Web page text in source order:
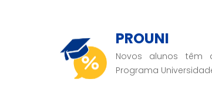
PROUNI
Novos alunos
Programa